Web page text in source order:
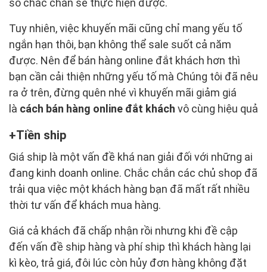
số chắc chắn sẽ thực hiện được.
Tuy nhiên, việc khuyến mãi cũng chỉ mang yếu tố
ngắn hạn thôi, bạn không thể sale suốt cả năm
được. Nên để bán hàng online đắt khách hơn thì
bạn cần cải thiện những yếu tố mà Chúng tôi đã nêu
ra ở trên, đừng quên nhé vì khuyến mãi giảm giá
là cách bán hàng online đắt khách vô cùng hiệu quả
Tiền ship
Giá ship là một vấn đề khá nan giải đối với những ai
đang kinh doanh online. Chắc chắn các chủ shop đã
trải qua việc một khách hàng bạn đã mất rất nhiều
thời tư vấn để khách mua hàng.
Giá cả khách đã chấp nhận rồi nhưng khi đề cập
đến vấn đề ship hàng và phí ship thì khách hàng lại
kì kèo, trả giá, đôi lúc còn hủy đơn hàng không đặt